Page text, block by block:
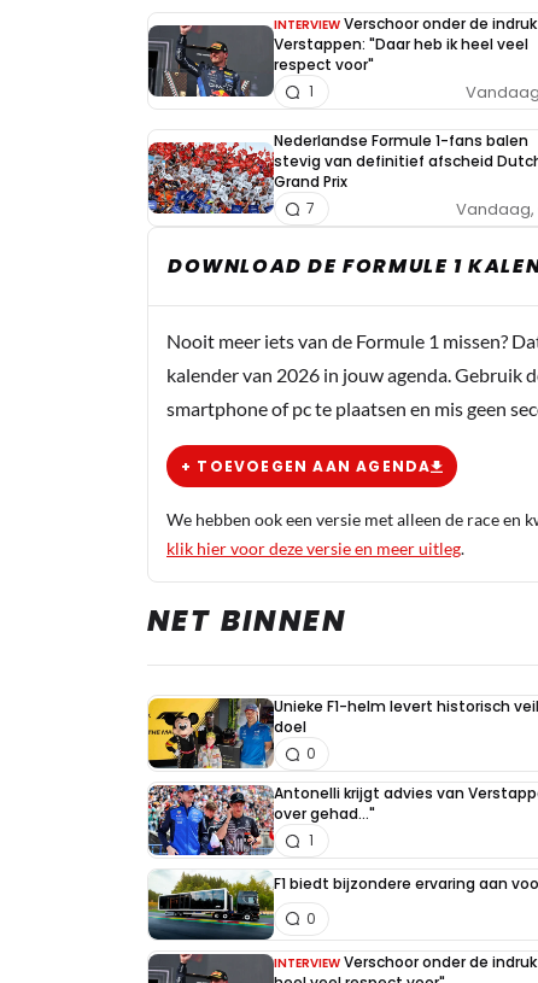
INTERVIEW Verschoor onder de
Verstappen: "Daar heb ik heel veel
respect voor"
Vandaag,
1
Nederlandse Formule 1-fans balen
stevig van definitief afscheid
Grand Prix
Vandaag,
7
DOWNLOAD DE FORMULE 1
Nooit meer iets van de Formule 1 missen?
kalender van 2026 in jouw agenda. Gebruik
smartphone of pc te plaatsen en mis geen
+ TOEVOEGEN AAN AGENDA
We hebben ook een versie met alleen de race en
klik hier voor deze versie en meer uitleg.
NET BINNEN
Unieke F1-helm levert historisch
doel
0
Antonelli krijgt advies van
over gehad..."
1
F1 biedt bijzondere ervaring aan
0
INTERVIEW Verschoor onder de